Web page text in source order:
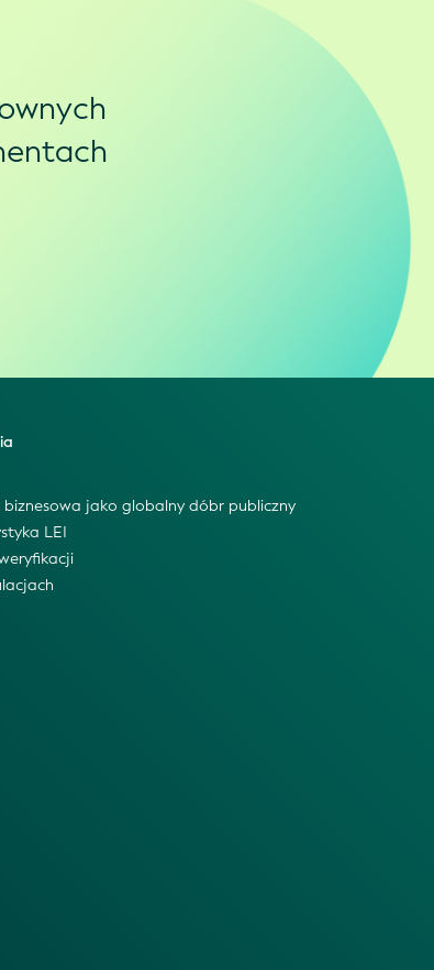
biznesowa jako globalny dóbr publiczny
LEI